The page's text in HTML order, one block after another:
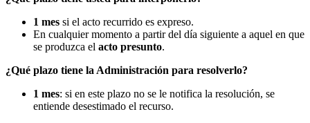
1 mes si el acto recurrido es expreso.
En cualquier momento a partir del día siguiente a aquel en que
se produzca el acto presunto.
¿Qué plazo tiene la Administración para resolverlo?
1 mes: si en este plazo no se le notifica la resolución, se
entiende desestimado el recurso.